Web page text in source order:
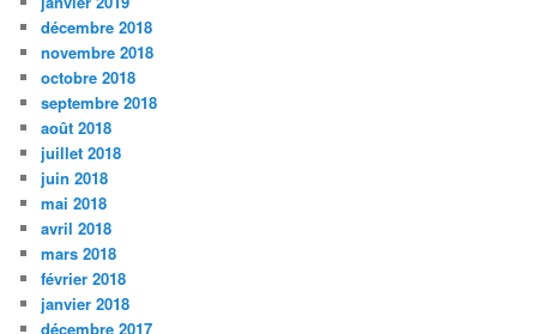
décembre 2018
novembre 2018
octobre 2018
septembre 2018
août 2018
juillet 2018
juin 2018
mai 2018
avril 2018
mars 2018
février 2018
janvier 2018
décembre 2017